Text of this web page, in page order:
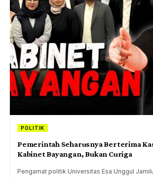
POLITIK
Pemerintah Seharusnya Berterima
Kabinet Bayangan, Bukan Curiga
Pengamat politik Universitas Esa Unggul